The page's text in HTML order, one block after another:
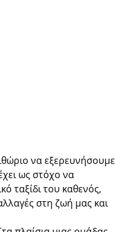
να εξερευνήσουμε
ως στόχο να
ταξίδι του καθενός,
στη ζωή μας και